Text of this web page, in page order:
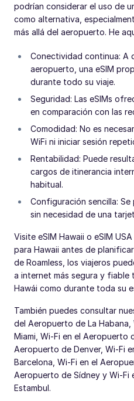
podrían considerar el uso de
como alternativa,
más allá del aeropuerto. He
Conectividad continua: A
aeropuerto, una eSIM
durante todo su viaje.
Seguridad: Las eSIMs
en comparación con las
Comodidad: No es
WiFi ni iniciar sesión
Rentabilidad: Puede
cargos de itinerancia
habitual.
Configuración sencilla:
sin necesidad de una
Visite eSIM Hawaii o eSIM
para Hawaii antes de
de Roamless, los viajeros
a internet más segura y
Hawái como durante toda su
También puedes consultar
del Aeropuerto de La
Miami, Wi-Fi en el Aeropuerto
Aeropuerto de Denver, Wi-Fi
Barcelona, Wi-Fi en el
Aeropuerto de Sídney y Wi-Fi
Estambul.